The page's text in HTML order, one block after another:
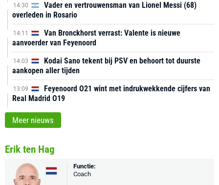
14:30
Vader en vertrouwensman van Lionel Messi (68)
overleden in Rosario
14:11
Van Bronckhorst verrast: Valente is nieuwe
aanvoerder van Feyenoord
14:03
Kodai Sano tekent bij PSV en behoort tot duurste
aankopen aller tijden
13:09
Feyenoord O21 wint met indrukwekkende cijfers van
Real Madrid O19
Meer nieuws
Erik ten Hag
Functie:
Coach